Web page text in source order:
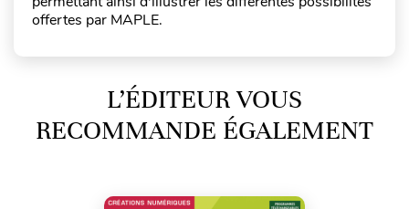
offertes par MAPLE.
L’ÉDITEUR VOUS
RECOMMANDE ÉGALEMENT